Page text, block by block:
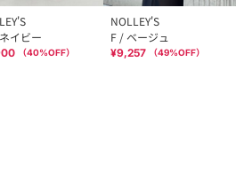
イビー
（40%OFF）
NOLLEY'S
F / ベージュ
¥9,257 （49%OFF）